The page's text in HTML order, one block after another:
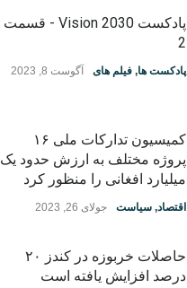
پادکست Vision 2030 - قسمت
2
پادکست ها, فیلم های آگوست 8, 2023
کمیسیون تدارکات ملی ۱۶
پروژه مختلف به ارزش حدود یک
میلیارد افغانی را منظور کرد
اقتصاد, سیاست جولای 26, 2023
حاصلات خربوزه در کندز ۲۰
درصد افزایش یافته است